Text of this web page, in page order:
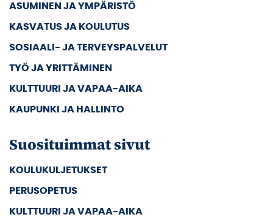
ASUMINEN JA YMPÄRISTÖ
KASVATUS JA KOULUTUS
SOSIAALI- JA TERVEYSPALVELUT
TYÖ JA YRITTÄMINEN
KULTTUURI JA VAPAA-AIKA
KAUPUNKI JA HALLINTO
Suosituimmat sivut
KOULUKULJETUKSET
PERUSOPETUS
KULTTUURI JA VAPAA-AIKA